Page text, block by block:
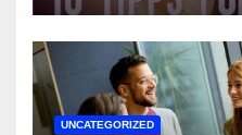
UNCATEGORIZED